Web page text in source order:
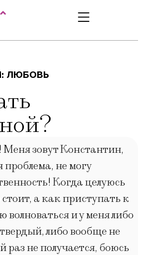
ЛЮБОВЬ
Меня зовут Константин,
проблема, не могу
Когда целуюсь
а как приступать к
волноваться и у меня либо
либо вообще не
раз не получается, боюсь